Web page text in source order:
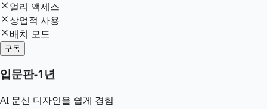
얼리 액세스
상업적 사용
배치 모드
구독
입문판-1년
AI 문신 디자인을 쉽게 경험